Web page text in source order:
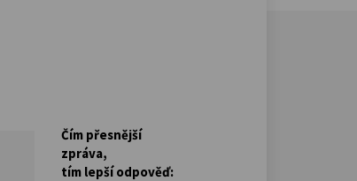
Čím přesnější
zpráva,
tím lepší odpověď: